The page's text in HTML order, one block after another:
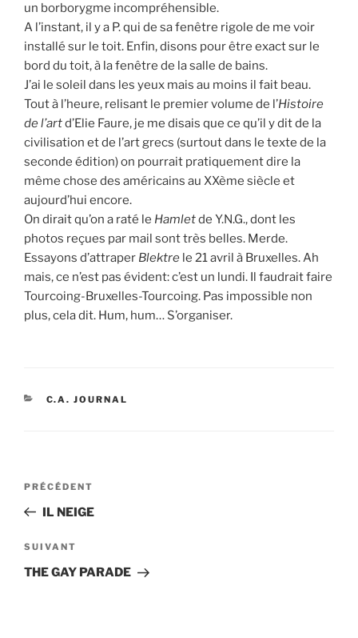
un borborygme incompréhensible.
A l’instant, il y a P. qui de sa fenêtre rigole de me voir
installé sur le toit. Enfin, disons pour être exact sur le
bord du toit, à la fenêtre de la salle de bains.
J’ai le soleil dans les yeux mais au moins il fait beau.
Tout à l’heure, relisant le premier volume de l’Histoire
de l’artd’Elie Faure, je me disais que ce qu’il y dit de la
civilisation et de l’art grecs (surtout dans le texte de la
seconde édition) on pourrait pratiquement dire la
même chose des américains au XXème siècle et
aujourd’hui encore.
On dirait qu’on a raté le Hamletde Y.N.G., dont les
photos reçues par mail sont très belles. Merde.
Essayons d’attraper Blektre le 21 avril à Bruxelles. Ah
mais, ce n’est pas évident: c’est un lundi. Il faudrait faire
Tourcoing-Bruxelles-Tourcoing. Pas impossible non
plus, cela dit. Hum, hum… S’organiser.
CATÉGORIES
C.A. JOURNAL
Navigation
l’article
Article
précédent
PRÉCÉDENT
IL NEIGE
Article
suivant
SUIVANT
THE GAY PARADE